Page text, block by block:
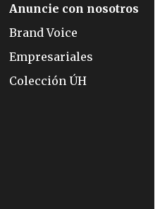
Anuncie con nosotros
Brand Voice
Empresariales
Colección ÚH